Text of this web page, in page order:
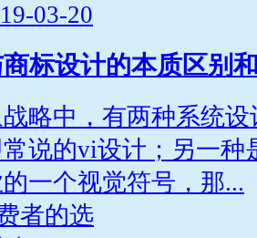
03-20
标设计的本质区别
略中，有两种系统
说的vi设计；另一种
一个视觉符号，那...